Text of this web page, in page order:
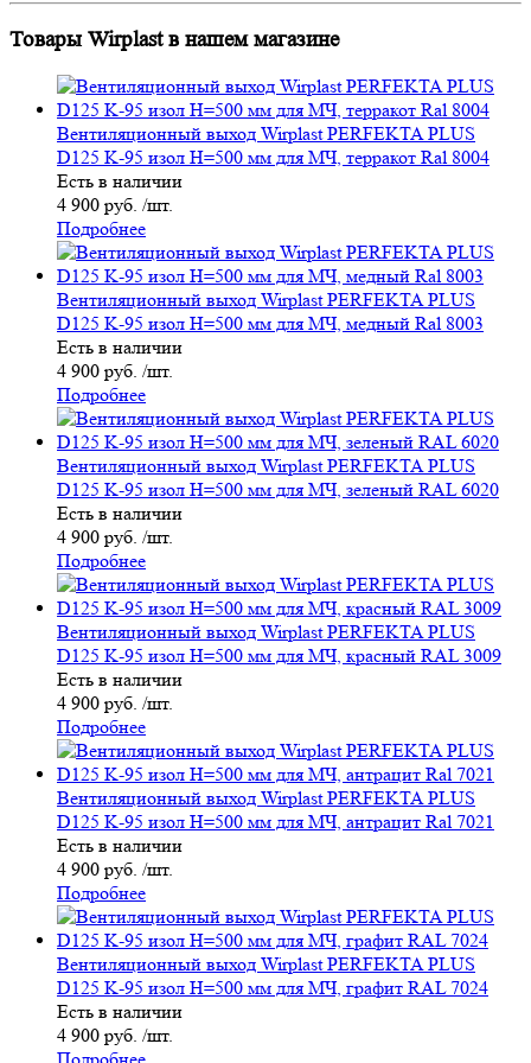
Товары Wirplast в нашем магазине
Вентиляционный выход Wirplast PERFEKTA PLUS
D125 K-95 изол H=500 мм для МЧ, терракот Ral 8004
Есть в наличии
4 900 руб. /шт.
Подробнее
Вентиляционный выход Wirplast PERFEKTA PLUS
D125 K-95 изол H=500 мм для МЧ, медный Ral 8003
Есть в наличии
4 900 руб. /шт.
Подробнее
Вентиляционный выход Wirplast PERFEKTA PLUS
D125 K-95 изол H=500 мм для МЧ, зеленый RAL 6020
Есть в наличии
4 900 руб. /шт.
Подробнее
Вентиляционный выход Wirplast PERFEKTA PLUS
D125 K-95 изол H=500 мм для МЧ, красный RAL 3009
Есть в наличии
4 900 руб. /шт.
Подробнее
Вентиляционный выход Wirplast PERFEKTA PLUS
D125 K-95 изол H=500 мм для МЧ, антрацит Ral 7021
Есть в наличии
4 900 руб. /шт.
Подробнее
Вентиляционный выход Wirplast PERFEKTA PLUS
D125 K-95 изол H=500 мм для МЧ, графит RAL 7024
Есть в наличии
4 900 руб. /шт.